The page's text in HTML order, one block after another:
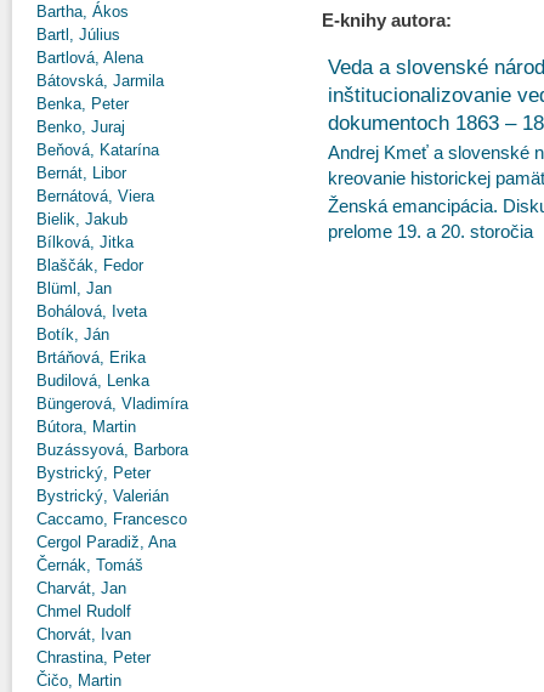
Bartha, Ákos
Bartl, Július
Bartlová, Alena
Bátovská, Jarmila
Benka, Peter
Benko, Juraj
Beňová, Katarína
Bernát, Libor
Bernátová, Viera
Bielik, Jakub
Bílková, Jitka
Blaščák, Fedor
Blüml, Jan
Bohálová, Iveta
Botík, Ján
Brtáňová, Erika
Budilová, Lenka
Büngerová, Vladimíra
Bútora, Martin
Buzássyová, Barbora
Bystrický, Peter
Bystrický, Valerián
Caccamo, Francesco
Cergol Paradiž, Ana
Černák, Tomáš
Charvát, Jan
Chmel Rudolf
Chorvát, Ivan
Chrastina, Peter
Čičo, Martin
E-knihy autora:
Veda a slovenské
inštitucionalizovanie
dokumentoch 1863 –
Andrej Kmeť a slovenské
kreovanie historickej
Ženská emancipácia.
prelome 19. a 20. storočia